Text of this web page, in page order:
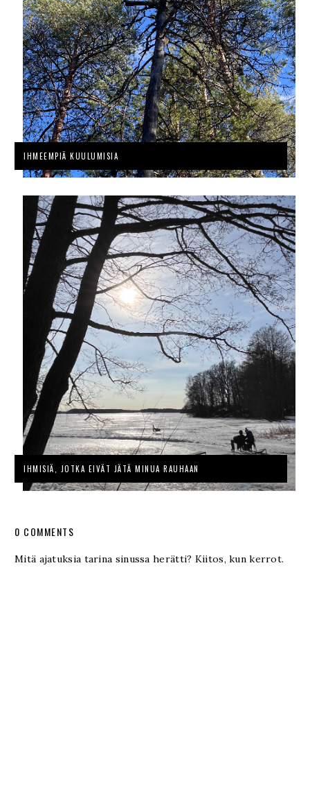
IHMEEMPIÄ KUULUMISIA
IHMISIÄ, JOTKA EIVÄT JÄTÄ MINUA RAUHAAN
0 COMMENTS
Mitä ajatuksia tarina sinussa herätti? Kiitos, kun kerrot.